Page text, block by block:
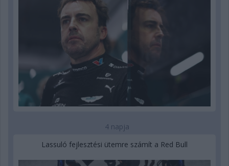
4 napja
Lassuló fejlesztési ütemre számít a Red Bull